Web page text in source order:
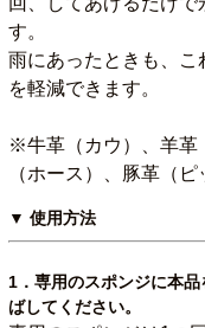
す。
雨にあったときも、
を軽減できます。
※牛革（カウ）、羊革
（ホース）、豚革（
▼ 使用方法
1．専用のスポンジに本
ばしてください。